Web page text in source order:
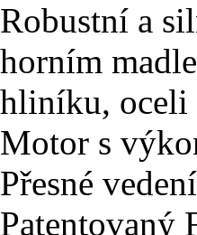
Robustní a
horním
hliníku, oceli
Motor s
Přesné
Patentovaný